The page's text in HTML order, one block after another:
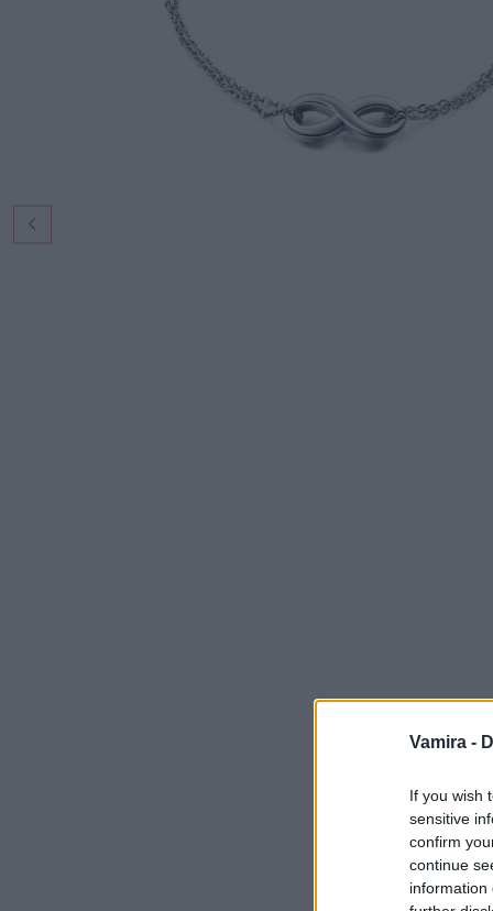
Vamira -
If you wish
sensitive
confirm
continue
information